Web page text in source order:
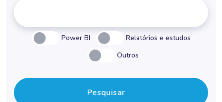
Power BI
Relatórios e estudos
Outros
Pesquisar